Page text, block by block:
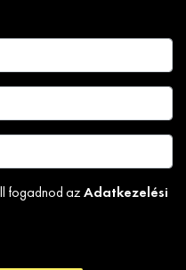
fogadnod az Adatkezelési